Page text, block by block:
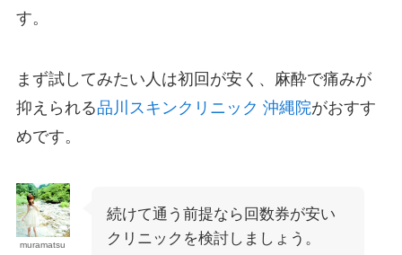
す。
まず試してみたい人は初回が安く、麻酔で痛みが
抑えられる品川スキンクリニック 沖縄院がおすす
めです。
muramatsu
続けて通う前提なら回数券が安い
クリニックを検討しましょう。